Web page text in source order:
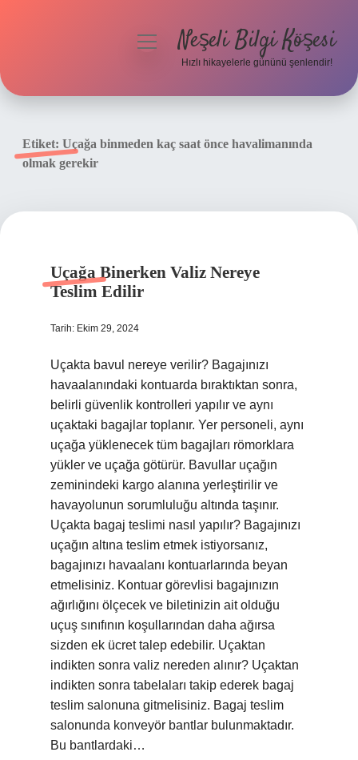
Yasal Uyarı
menüyüNeşeli Bilgi Köşesi
Hızlı hikayelerle gününü şenlendir!
Etiket: Uçağa binmeden kaç saat önce havalimanında
olmak gerekir
Uçağa Binerken Valiz Nereye
Teslim Edilir
Tarih: Ekim 29, 2024
Uçakta bavul nereye verilir? Bagajınızı
havaalanındaki kontuarda bıraktıktan sonra,
belirli güvenlik kontrolleri yapılır ve aynı
uçaktaki bagajlar toplanır. Yer personeli, aynı
uçağa yüklenecek tüm bagajları römorklara
yükler ve uçağa götürür. Bavullar uçağın
zeminindeki kargo alanına yerleştirilir ve
havayolunun sorumluluğu altında taşınır.
Uçakta bagaj teslimi nasıl yapılır? Bagajınızı
uçağın altına teslim etmek istiyorsanız,
bagajınızı havaalanı kontuarlarında beyan
etmelisiniz. Kontuar görevlisi bagajınızın
ağırlığını ölçecek ve biletinizin ait olduğu
uçuş sınıfının koşullarından daha ağırsa
sizden ek ücret talep edebilir. Uçaktan
indikten sonra valiz nereden alınır? Uçaktan
indikten sonra tabelaları takip ederek bagaj
teslim salonuna gitmelisiniz. Bagaj teslim
salonunda konveyör bantlar bulunmaktadır.
Bu bantlardaki…